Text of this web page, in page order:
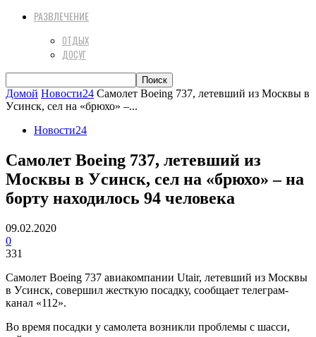
РАЗВЛЕЧЕНИЕ
ОТДЫХ
ДОСУГ
Домой Новости24 Самолет Boeing 737, летевший из Москвы в
Уcинск, сел на «брюхо» –...
Новости24
Самолет Boeing 737, летевший из
Москвы в Уcинск, сел на «брюхо» – на
борту находилось 94 человека
09.02.2020
0
331
Самолет Boeing 737 авиакомпании Utair, летевший из Москвы
в Уcинск, совершил жесткую посадку, сообщает телеграм-
канал «112».
Во время посадки у самолета возникли проблемы с шасси,